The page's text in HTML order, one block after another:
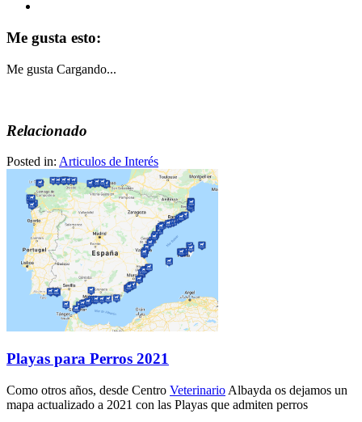
Me gusta esto:
Me gusta Cargando...
Relacionado
Posted in: Articulos de Interés
Playas para Perros 2021
Como otros años, desde Centro Veterinario Albayda os dejamos un
mapa actualizado a 2021 con las Playas que admiten perros